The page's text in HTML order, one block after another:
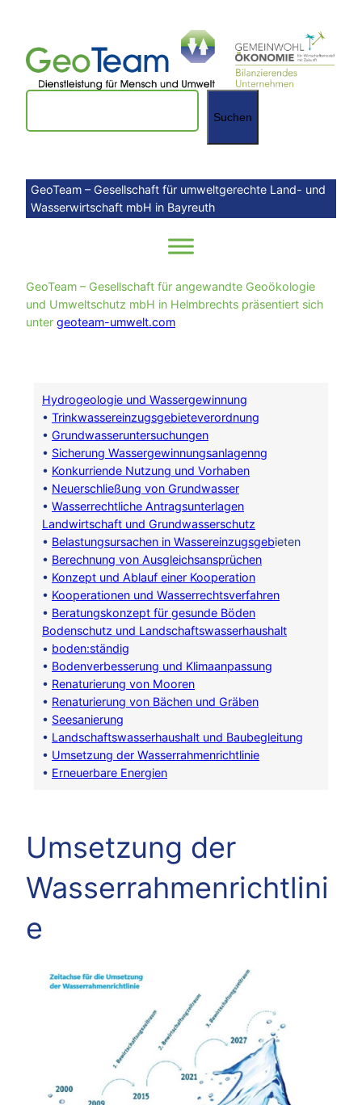
springen
Suchen
Suchen
GeoTeam – Gesellschaft für umweltgerechte Land- und
Wasserwirtschaft mbH in Bayreuth
GeoTeam – Gesellschaft für angewandte Geoökologie
und Umweltschutz mbH in Helmbrechts präsentiert sich
unter geoteam-umwelt.com
Hydrogeologie und Wassergewinnung
• Trinkwassereinzugsgebieteverordnung
• Grundwasseruntersuchungen
• Sicherung Wassergewinnungsanlagenng
• Konkurriende Nutzung und Vorhaben
• Neuerschließung von Grundwasser
• Wasserrechtliche Antragsunterlagen
Landwirtschaft und Grundwasserschutz
• Belastungsursachen in Wassereinzugsgebieten
• Berechnung von Ausgleichsansprüchen
• Konzept und Ablauf einer Kooperation
• Kooperationen und Wasserrechtsverfahren
• Beratungskonzept für gesunde Böden
Bodenschutz und Landschaftswasserhaushalt
• boden:ständig
• Bodenverbesserung und Klimaanpassung
• Renaturierung von Mooren
• Renaturierung von Bächen und Gräben
• Seesanierung
• Landschaftswasserhaushalt und Baubegleitung
• Umsetzung der Wasserrahmenrichtlinie
• Erneuerbare Energien
Umsetzung der
Wasserrahmenrichtlini
e